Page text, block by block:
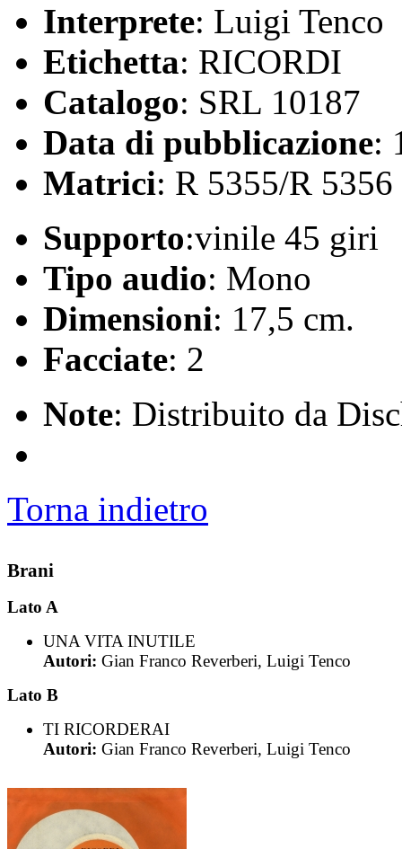
Interprete: Luigi Tenco
Etichetta: RICORDI
Catalogo: SRL 10187
Data di pubblicazione:
Matrici: R 5355/R 5356
Supporto:vinile 45 giri
Tipo audio: Mono
Dimensioni: 17,5 cm.
Facciate: 2
Note: Distribuito da
Torna indietro
Brani
Lato A
UNA VITA INUTILE
Autori: Gian Franco Reverberi, Luigi Tenco
Lato B
TI RICORDERAI
Autori: Gian Franco Reverberi, Luigi Tenco